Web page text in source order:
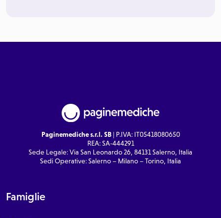
Paginemediche s.r.l. SB| P.IVA: IT05418080650
REA: SA-444291
Sede Legale: Via San Leonardo 26, 84131 Salerno, Italia
Sedi Operative: Salerno – Milano – Torino, Italia
Famiglie